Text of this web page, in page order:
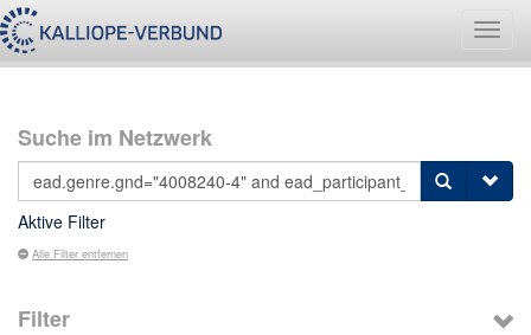
Suche im Netzwerk
Aktive Filter
Alle Filter entfernen
Filter